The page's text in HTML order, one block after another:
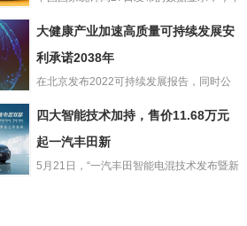
规
业
同
速
发
大健康产业加速高质量可持续发展安
利承诺2038年
在北京发布2022可持续发展报告，同时公
四大智能技术加持，售价11.68万元
起一汽丰田新
5月21日，“一汽丰田智能电混技术发布暨新